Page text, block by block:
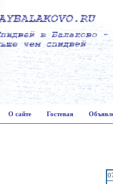
О сайте Гостевая